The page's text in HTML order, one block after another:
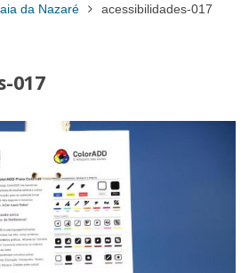
da Nazaré acessibilidades-017
017